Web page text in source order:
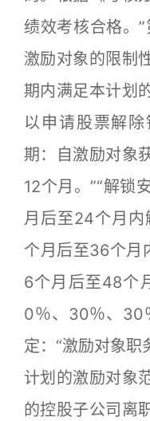
绩效考核合格。
激励对象的限制
期内满足本计划
以申请股票解
期：自激励对象
12个月。”“解锁
月后至24个月
个月后至36个月
6个月后至48个
0％、30％、30
定：“激励对象职
计划的激励对象
的控股子公司离